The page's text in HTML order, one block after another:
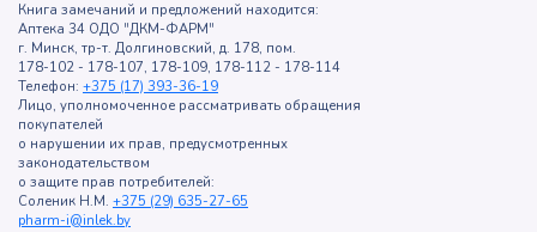
Книга замечаний и предложений находится:
Аптека 34 ОДО "ДКМ-ФАРМ"
г. Минск, тр-т. Долгиновский, д. 178, пом.
178-102 - 178-107, 178-109, 178-112 - 178-114
Телефон: +375 (17) 393-36-19
Лицо, уполномоченное рассматривать обращения
покупателей
о нарушении их прав, предусмотренных
законодательством
о защите прав потребителей:
Соленик Н.М. +375 (29) 635-27-65
pharm-i@inlek.by